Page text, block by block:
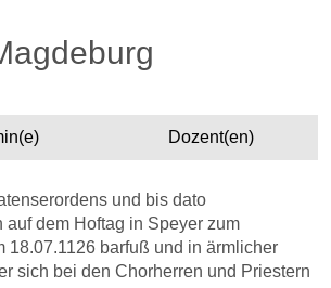
Dozent(en)
und bis dato
dem Hoftag in Speyer zum
18.07.1126 barfuß und in ärmlicher
sich bei den Chorherren und Priestern